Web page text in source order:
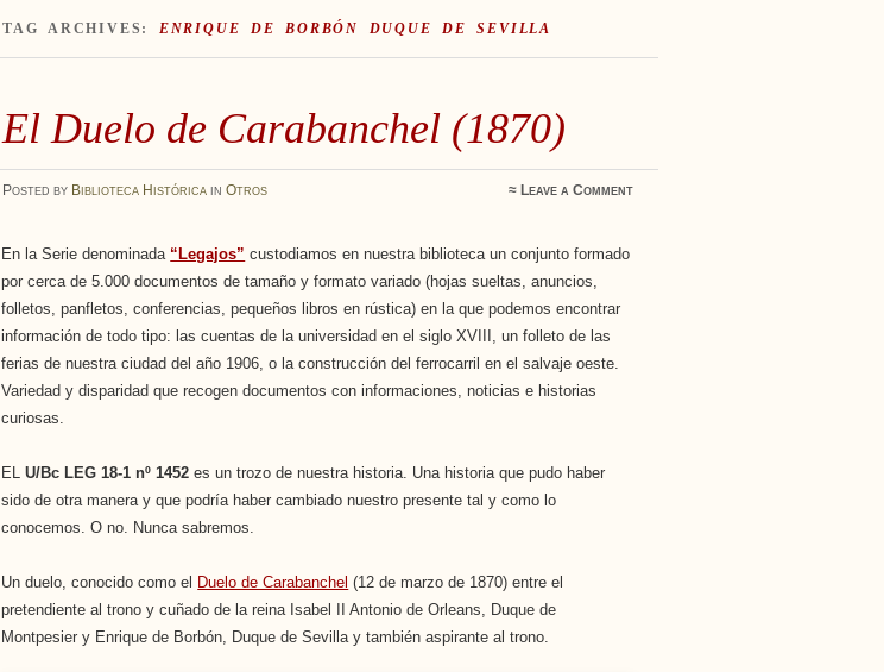
TAG ARCHIVES: ENRIQUE DE BORBÓN DUQUE DE SEVILLA
El Duelo de Carabanchel (1870)
Posted by Biblioteca Históricain Otros ≈ Leave a Comment
En la Serie denominada “Legajos” custodiamos en nuestra biblioteca un conjunto formado
por cerca de 5.000 documentos de tamaño y formato variado (hojas sueltas, anuncios,
folletos, panfletos, conferencias, pequeños libros en rústica) en la que podemos encontrar
información de todo tipo: las cuentas de la universidad en el siglo XVIII, un folleto de las
ferias de nuestra ciudad del año 1906, o la construcción del ferrocarril en el salvaje oeste.
Variedad y disparidad que recogen documentos con informaciones, noticias e historias
curiosas.
ELU/Bc LEG 18-1 nº 1452 es un trozo de nuestra historia. Una historia que pudo haber
sido de otra manera y que podría haber cambiado nuestro presente tal y como lo
conocemos. O no. Nunca sabremos.
Un duelo, conocido como el Duelo de Carabanchel (12 de marzo de 1870) entre el
pretendiente al trono y cuñado de la reina Isabel II Antonio de Orleans, Duque de
Montpesier y Enrique de Borbón, Duque de Sevilla y también aspirante al trono.